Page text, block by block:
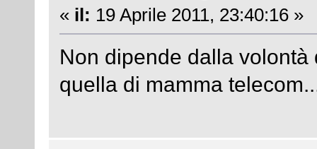
« il: 19 Aprile 2011, 23:40:16 »
Non dipende dalla
quella di mamma